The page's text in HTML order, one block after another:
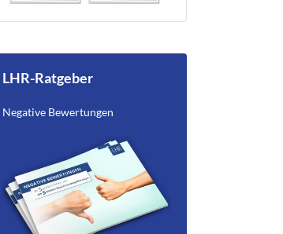
LHR-Ratgeber
Negative Bewertungen